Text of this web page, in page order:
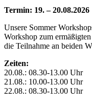
Termin: 19. – 20.08.2026
Unsere Sommer
Workshop zum
die Teilnahme an beiden
Zeiten:
20.08.: 08.30-13.00 Uhr
21.08.: 10.00-13.00 Uhr
22.08.: 08.30-13.00 Uhr